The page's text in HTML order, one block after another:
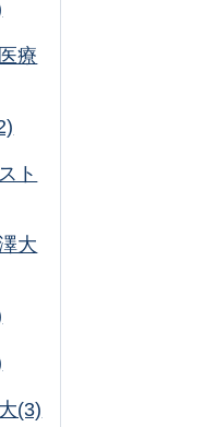
療
ト
大
(3)